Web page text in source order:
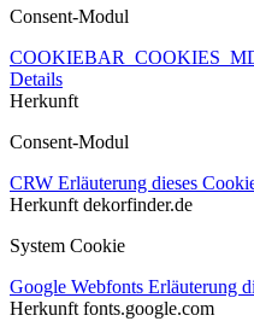
Consent-Modul
Details
Herkunft
Consent-Modul
CRW Erläuterung dieses
Herkunft dekorfinder.de
System Cookie
Google Webfonts Erläuterung
Herkunft fonts.google.com